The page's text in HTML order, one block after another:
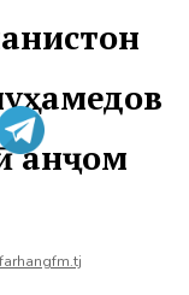
анҷом
farhangfm.tj